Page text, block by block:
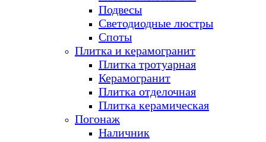
Подвесы
Светодиодные люстры
Споты
Плитка и керамогранит
Плитка тротуарная
Керамогранит
Плитка отделочная
Плитка керамическая
Погонаж
Наличник